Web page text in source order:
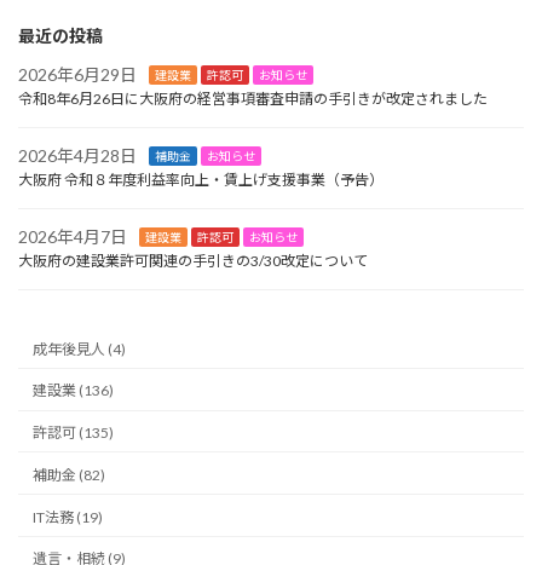
最近の投稿
2026年6月29日
建設業 許認可 お知らせ
令和8年6月26日に大阪府の経営事項審査申請の手引きが改定されました
2026年4月28日 補助金 お知らせ
大阪府 令和８年度利益率向上・賃上げ支援事業（予告）
2026年4月7日 建設業 許認可 お知らせ
大阪府の建設業許可関連の手引きの3/30改定について
成年後見人 (4)
建設業 (136)
許認可 (135)
補助金 (82)
IT法務 (19)
遺言・相続 (9)